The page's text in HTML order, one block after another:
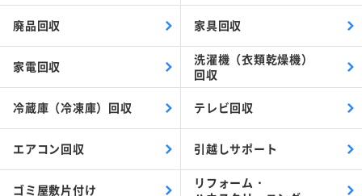
廃品回収 家具回収
家電回収
洗濯機（衣類乾燥機）
回収
冷蔵庫（冷凍庫）回収 テレビ回収
エアコン回収 引越しサポート
ゴミ屋敷片付け
リフォーム・